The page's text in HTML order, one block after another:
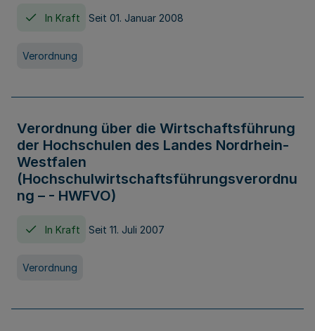
In Kraft Seit 01. Januar 2008
Verordnung
Verordnung über die Wirtschaftsführung
der Hochschulen des Landes Nordrhein-
Westfalen
(Hochschulwirtschaftsführungsverordnu
ng – - HWFVO)
In Kraft Seit 11. Juli 2007
Verordnung